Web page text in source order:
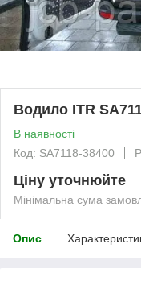
Водило ITR
В наявності
Код: SA7118-38400
Ціну уточнюйте
Мінімальна сума
Опис